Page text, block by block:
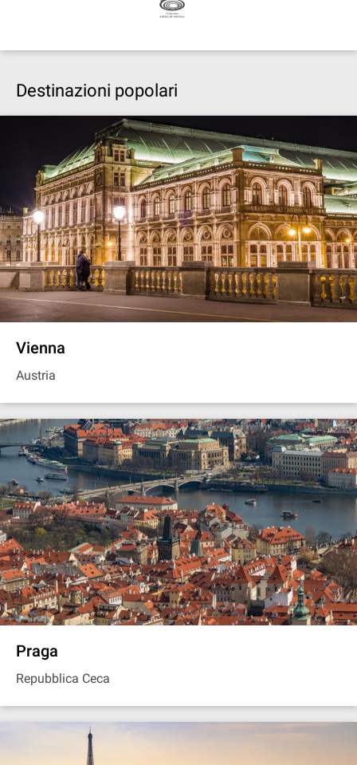
Destinazioni popolari
Vienna
Austria
Praga
Repubblica Ceca